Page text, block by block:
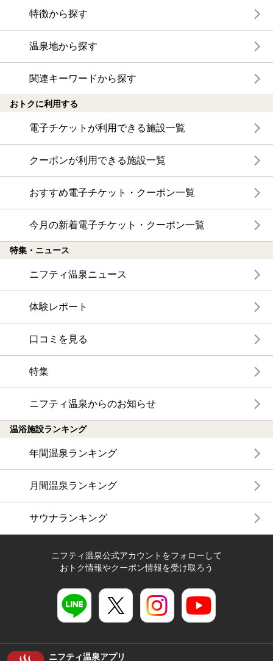
特徴から探す
温泉地から探す
関連キーワードから探す
おトクに利用する
電子チケットが利用できる施設一覧
クーポンが利用できる施設一覧
おすすめ電子チケット・クーポン一覧
今月の新着電子チケット・クーポン一覧
特集・ニュース
ニフティ温泉ニュース
体験レポート
口コミを見る
特集
ニフティ温泉からのお知らせ
温浴施設ランキング
年間温泉ランキング
月間温泉ランキング
サウナランキング
ニフティ温泉公式アカウントをフォローして
おトク情報やクーポン情報を受け取ろう
ニフティ温泉アプリ